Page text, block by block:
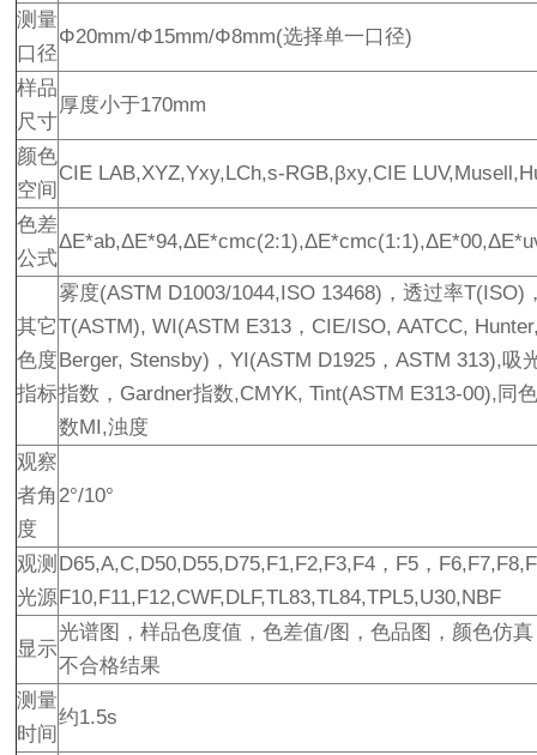
测量
口径
Φ20mm/Φ15mm/Φ8mm(选择单一口径)
样品
尺寸
厚度小于170mm
颜色
空间
CIE LAB,XYZ,Yxy,LCh,s-RGB,βxy,CIE
色差
公式
其它
色度
指标
雾度(ASTM D1003/1044,ISO 13468)，透过率T(ISO)
T(ASTM), WI(ASTM E313，CIE/ISO, AATCC,
Berger, Stensby)，YI(ASTM D1925，ASTM 313),吸
指数，Gardner指数,CMYK, Tint(ASTM E313-00),同
数MI,浊度
观察
者角
度
2°/10°
观测
光源
D65,A,C,D50,D55,D75,F1,F2,F3,F4，F5，
F10,F11,F12,CWF,DLF,TL83,TL84,TPL5,U30,NBF
显示
光谱图，样品色度值，色差值/图，色品图，颜色仿
不合格结果
测量
时间
约1.5s